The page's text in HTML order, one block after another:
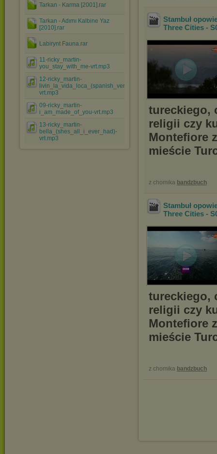
Tarkan - Karma [2001].rar
Tarkan - Adımı Kalbine Yaz
[2010].rar
Labirynt Fauna.rar
11-ricky_martin-
you_stay_with_me-vrt.mp3
12-ricky_martin-
livin_la_vida_loca_(spanish_version)-
vrt.mp3
09-ricky_martin-
i_am_made_of_you-vrt.mp3
13-ricky_martin-
bella_(shes_all_i_ever_had)-
vrt.mp3
Stambuł
Three Cities -
tureckiego,
religii czy
Montefiore
mieście
z chomika bandzbuch
Stambuł
Three Cities -
tureckiego,
religii czy
Montefiore
mieście
z chomika bandzbuch